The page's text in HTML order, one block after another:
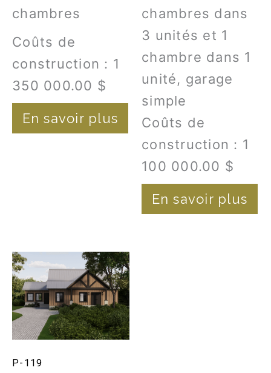
chambres
Coûts de
construction : 1
350 000.00 $
En savoir plus
chambres dans
3 unités et 1
chambre dans 1
unité, garage
simple
Coûts de
construction : 1
100 000.00 $
En savoir plus
P-119